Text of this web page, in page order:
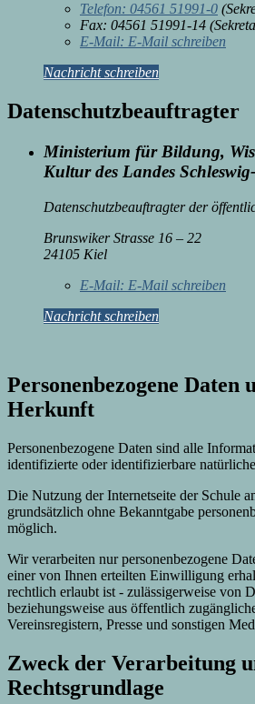
Telefon: 04561 51991-0
Fax: 04561 51991-14
E-Mail: E-Mail schreiben
Nachricht schreiben
Datenschutzbeauftragter
Ministerium für Bildung,
Kultur des Landes
Datenschutzbeauftragter der
Brunswiker Strasse 16 – 22
24105 Kiel
E-Mail: E-Mail schreiben
Nachricht schreiben
Personenbezogene Daten
Herkunft
Personenbezogene Daten sind alle
identifizierte oder identifizierbare
Die Nutzung der Internetseite der Schule
grundsätzlich ohne Bekanntgabe
möglich.
Wir verarbeiten nur personenbezogene
einer von Ihnen erteilten Einwilligung
rechtlich erlaubt ist - zulässigerweise von
beziehungsweise aus öffentlich
Vereinsregistern, Presse und sonstigen
Zweck der Verarbeitung
Rechtsgrundlage